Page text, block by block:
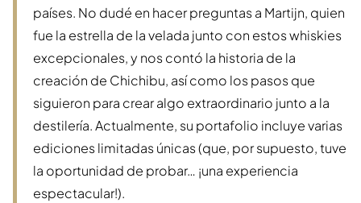
países. No dudé en hacer preguntas a Martijn, quien
fue la estrella de la velada junto con estos whiskies
excepcionales, y nos contó la historia de la
creación de Chichibu, así como los pasos que
siguieron para crear algo extraordinario junto a la
destilería. Actualmente, su portafolio incluye varias
ediciones limitadas únicas (que, por supuesto, tuve
la oportunidad de probar… ¡una experiencia
espectacular!).